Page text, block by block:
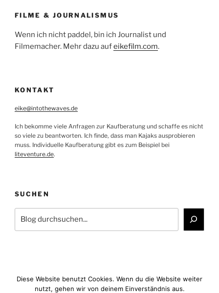
FILME & JOURNALISMUS
Wenn ich nicht paddel, bin ich Journalist und
Filmemacher. Mehr dazu aufeikefilm.com.
KONTAKT
eike@intothewaves.de
Ich bekomme viele Anfragen zur Kaufberatung und schaffe es nicht
so viele zu beantworten. Ich finde, dass man Kajaks ausprobieren
muss. Individuelle Kaufberatung gibt es zum Beispiel bei
liteventure.de.
SUCHEN
Diese Website benutzt Cookies. Wenn du die Website weiter
nutzt, gehen wir von deinem Einverständnis aus.